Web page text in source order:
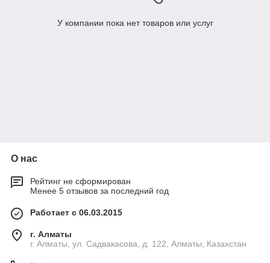
У компании пока нет товаров или услуг
О нас
Рейтинг не сформирован
Менее 5 отзывов за последний год
Работает с 06.03.2015
г. Алматы
г. Алматы, ул. Садвакасова, д. 122, Алматы, Казахстан